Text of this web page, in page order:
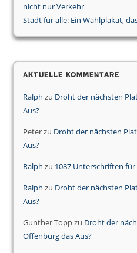
nicht nur Verkehr
Stadt für alle: Ein Wahlplakat,
Aktuelle Kommentare
Ralph zu Droht der nächsten
Aus?
Peterzu Droht der nächsten
Aus?
Ralph zu 1087 Unterschriften
Ralph zu Droht der nächsten
Aus?
Gunther Toppzu Droht der
Offenburg das Aus?